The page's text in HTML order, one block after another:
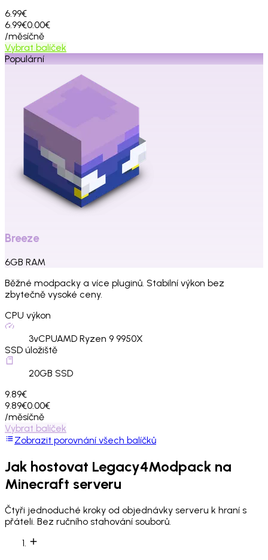
6.99€
6.99€0.00€
/měsíčně
Vybrat balíček
Populární
Breeze
6GB RAM
Běžné modpacky a více pluginů. Stabilní výkon bez
zbytečně vysoké ceny.
CPU výkon
3vCPUAMD Ryzen 9 9950X
SSD úložiště
20GB SSD
9.89€
9.89€0.00€
/měsíčně
Vybrat balíček
Zobrazit porovnání všech balíčků
Jak hostovat Legacy4Modpack na
Minecraft serveru
Čtyři jednoduché kroky od objednávky serveru k hraní s
přáteli. Bez ručního stahování souborů.